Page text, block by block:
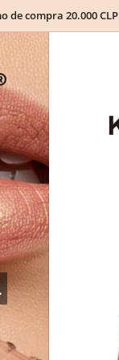
de compra 20.000 CLP